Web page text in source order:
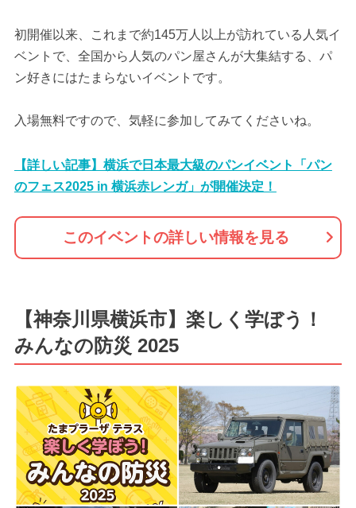
初開催以来、これまで約145万人以上が訪れている人気イ
ベントで、全国から人気のパン屋さんが大集結する、パ
ン好きにはたまらないイベントです。
入場無料ですので、気軽に参加してみてくださいね。
【詳しい記事】横浜で日本最大級のパンイベント「パン
のフェス2025 in 横浜赤レンガ」が開催決定！
このイベントの詳しい情報を見る
【神奈川県横浜市】楽しく学ぼう！
みんなの防災 2025